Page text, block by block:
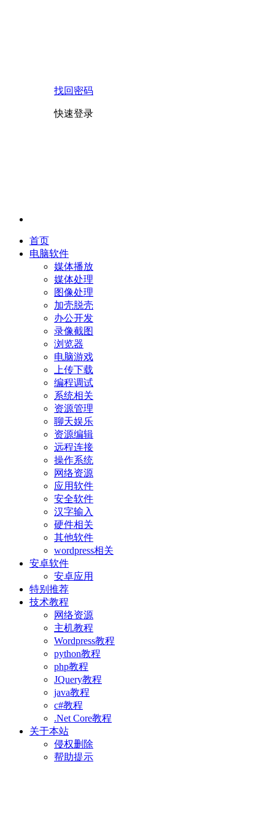
找回密码
快速登录
首页
电脑软件
媒体播放
媒体处理
图像处理
加壳脱壳
办公开发
录像截图
浏览器
电脑游戏
上传下载
编程调试
系统相关
资源管理
聊天娱乐
资源编辑
远程连接
操作系统
网络资源
应用软件
安全软件
汉字输入
硬件相关
其他软件
wordpress相关
安卓软件
安卓应用
特别推荐
技术教程
网络资源
主机教程
Wordpress教程
python教程
php教程
JQuery教程
java教程
c#教程
.Net Core教程
关于本站
侵权删除
帮助提示